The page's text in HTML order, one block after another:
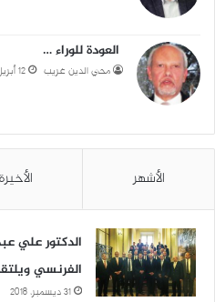
العودة للوراء …
محي الدين غريب 12 أبريل، 2022
الأشهر الأخيرة
الدكتور علي
الفرنسي
31 ديسمبر، 2018